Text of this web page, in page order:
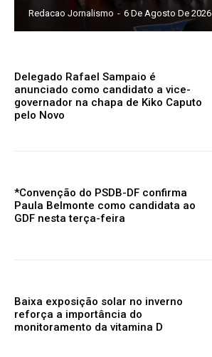
Redacao Jornalismo - 6 De Agosto De 2026
Delegado Rafael Sampaio é
anunciado como candidato a vice-
governador na chapa de Kiko Caputo
pelo Novo
*Convenção do PSDB-DF confirma
Paula Belmonte como candidata ao
GDF nesta terça-feira
Baixa exposição solar no inverno
reforça a importância do
monitoramento da vitamina D